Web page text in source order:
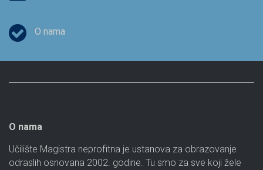
O nama
O nama
Učilište Magistra neprofitna je ustanova za obrazovanje
odraslih osnovana 2002. godine. Tu smo za sve koji žele